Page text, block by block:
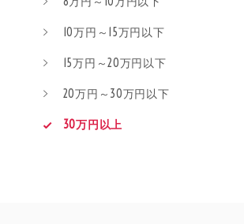
10万円～15万円以下
15万円～20万円以下
20万円～30万円以下
30万円以上